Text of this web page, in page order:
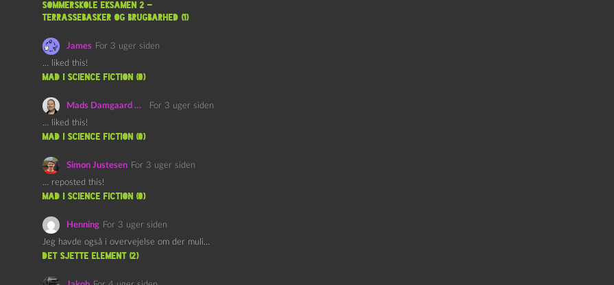
Sommerskole Eksamen 2 –
Terrassebasker og Brugbarhed (1)
James For 3 uger siden
… liked this!
mad i science fiction (0)
Mads Damgaard Mortensen (Å)
For 3 uger siden
… liked this!
mad i science fiction (0)
Simon Justesen For 3 uger siden
… reposted this!
mad i science fiction (0)
Henning For 3 uger siden
Jeg havde også i overvejelse om der muligvis kunne være…
det sjette element (2)